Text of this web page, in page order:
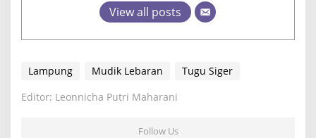
View all posts
Lampung Mudik Lebaran
Tugu Siger
Editor: Leonnicha Putri Maharani
Follow Us